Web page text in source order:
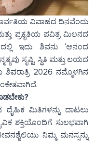
ಪಾರ್ವತಿಯ ವಿವಾಹದ ದಿನವೆಂದು
ಪ್ರಕೃತಿಯ ಪವಿತ್ರ ಮಿಲನದ
ಇದು ಶಿವನು ‘ಆನಂದ
ಸೃಷ್ಟಿ, ಸ್ಥಿತಿ ಮತ್ತು ಲಯದ
ಶಿವರಾತ್ರಿ 2026 ನಮ್ಮೊಳಗಿನ
ಮಿತಿಗಳನ್ನು ದಾಟಲು
ಶಕ್ತಿಯೊಂದಿಗೆ ಸುಲಭವಾಗಿ
ನಿಮ್ಮ ಮನಸ್ಸನ್ನು